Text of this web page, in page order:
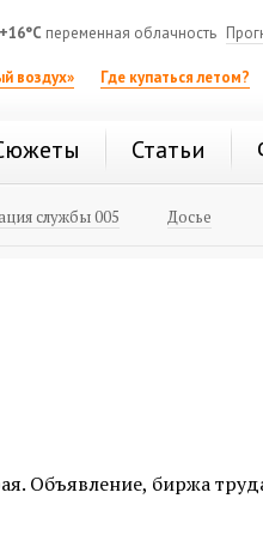
+16°C переменная облачность
воздух» Где купаться летом?
Статьи
службы 005 Досье
Объявление, биржа